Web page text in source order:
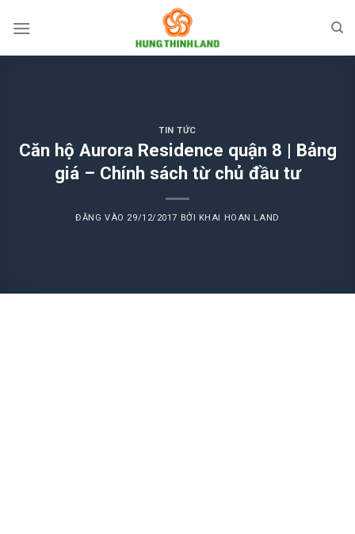
qua
TIN TỨC
Căn hộ Aurora Residence quận 8 | Bảng
giá – Chính sách từ chủ đầu tư
ĐĂNG VÀO 29/12/2017 BỞI KHAI HOAN LAND